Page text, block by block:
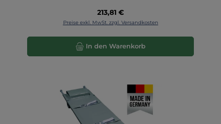
Regulärer Preis:
213,81 €
Preise exkl. MwSt. zzgl. Versandkosten
In den Warenkorb